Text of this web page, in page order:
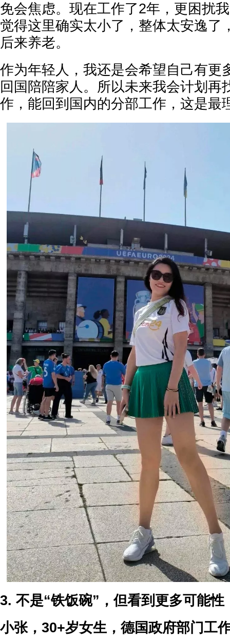
免会焦虑。现在工作了2年，更困扰
觉得这里确实太小了，整体太安逸了
后来养老。
作为年轻人，我还是会希望自己有更
回国陪陪家人。所以未来我会计划再
作，能回到国内的分部工作，这是最
3. 不是“铁饭碗”，但看到更多可能性
小张，30+岁女生，德国政府部门工